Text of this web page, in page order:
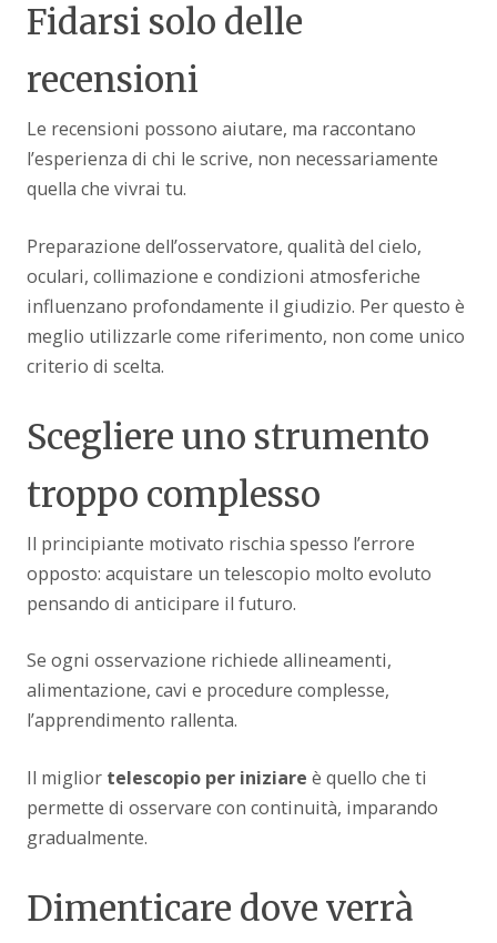
Fidarsi solo delle
recensioni
Le recensioni possono aiutare, ma raccontano
l’esperienza di chi le scrive, non necessariamente
quella che vivrai tu.
Preparazione dell’osservatore, qualità del cielo,
oculari, collimazione e condizioni atmosferiche
influenzano profondamente il giudizio. Per questo è
meglio utilizzarle come riferimento, non come unico
criterio di scelta.
Scegliere uno strumento
troppo complesso
Il principiante motivato rischia spesso l’errore
opposto: acquistare un telescopio molto evoluto
pensando di anticipare il futuro.
Se ogni osservazione richiede allineamenti,
alimentazione, cavi e procedure complesse,
l’apprendimento rallenta.
Il miglior telescopio per iniziare è quello che ti
permette di osservare con continuità, imparando
gradualmente.
Dimenticare dove verrà